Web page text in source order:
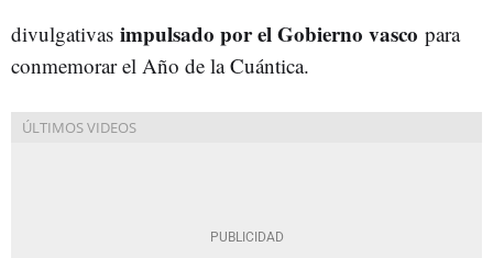
divulgativas impulsado por el Gobierno vasco para
conmemorar el Año de la Cuántica.